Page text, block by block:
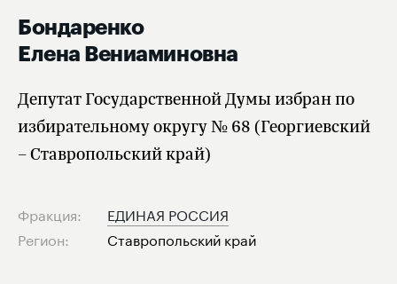
Бондаренко
Елена Вениаминовна
Депутат Государственной Думы избран по
избирательному округу № 68 (Георгиевский
– Ставропольский край)
Фракция:
ЕДИНАЯ РОССИЯ
Регион:
Ставропольский край